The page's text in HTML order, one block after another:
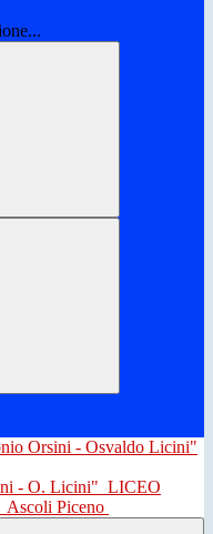
- O. Licini" LICEO
Ascoli Piceno